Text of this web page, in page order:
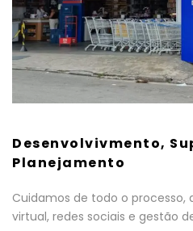
Desenvolvivmento,
Planejamento
Cuidamos de todo o processo,
virtual, redes sociais e gestão